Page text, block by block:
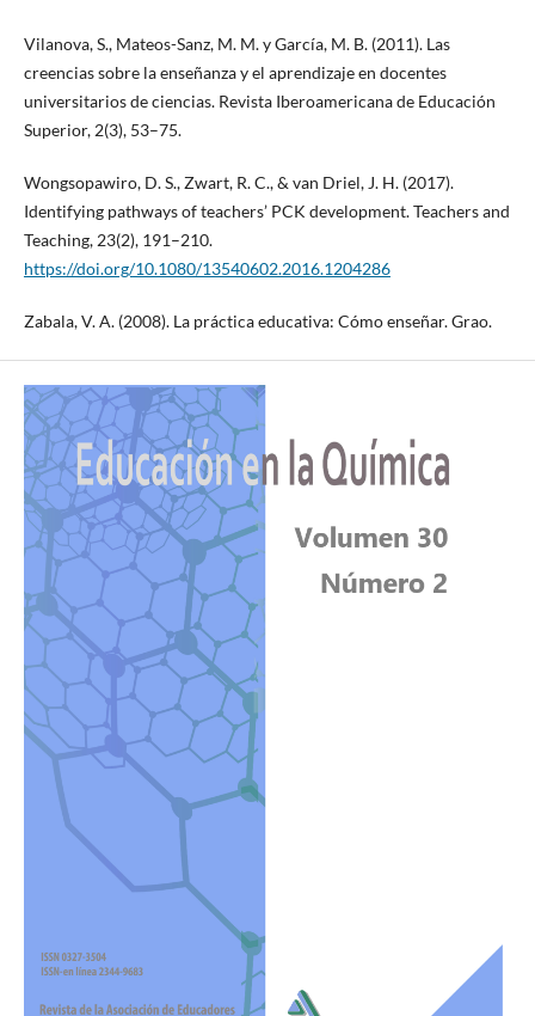
Vilanova, S., Mateos-Sanz, M. M. y García, M. B. (2011). Las
creencias sobre la enseñanza y el aprendizaje en docentes
universitarios de ciencias. Revista Iberoamericana de Educación
Superior, 2(3), 53–75.
Wongsopawiro, D. S., Zwart, R. C., & van Driel, J. H. (2017).
Identifying pathways of teachers’ PCK development. Teachers and
Teaching, 23(2), 191–210.
https://doi.org/10.1080/13540602.2016.1204286
Zabala, V. A. (2008). La práctica educativa: Cómo enseñar. Grao.